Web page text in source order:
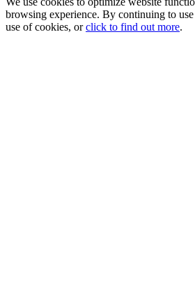
browsing experience. By continuing to
use of cookies, orclick to find out more.